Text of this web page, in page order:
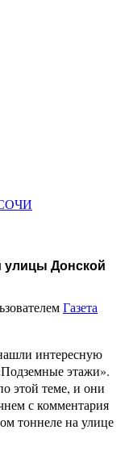
улицы Донской
Газета
интересную
этажи».
этой теме, и они
с комментария
тоннеле на улице